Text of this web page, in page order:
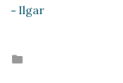
Ilgar